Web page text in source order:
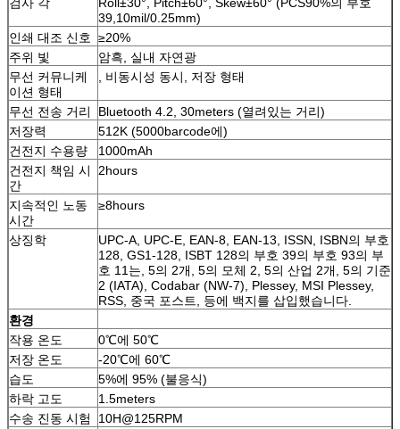
39,10mil/0.25mm)
인쇄 대조 신호 ≥20%
주위 빛
암흑, 실내 자연광
무선 커뮤니케
이션 형태
, 비동시성 동시, 저장 형태
무선 전송 거리
Bluetooth 4.2, 30meters (열려있는 거리)
저장력
512K (5000barcode에)
건전지 수용량
1000mAh
건전지 책임 시
간
2hours
지속적인 노동
시간
≥8hours
상징학
UPC-A, UPC-E, EAN-8, EAN-13, ISSN, ISBN의 부호
128, GS1-128, ISBT 128의 부호 39의 부호 93의 부
호 11는, 5의 2개, 5의 모체 2, 5의 산업 2개, 5의 기준
2 (IATA), Codabar (NW-7), Plessey, MSI Plessey,
RSS, 중국 포스트, 등에 백지를 삽입했습니다.
환경
작용 온도
0℃에 50℃
저장 온도
-20℃에 60℃
습도
5%에 95% (불응식)
하락 고도
1.5meters
수송 진동 시험
10H@125RPM